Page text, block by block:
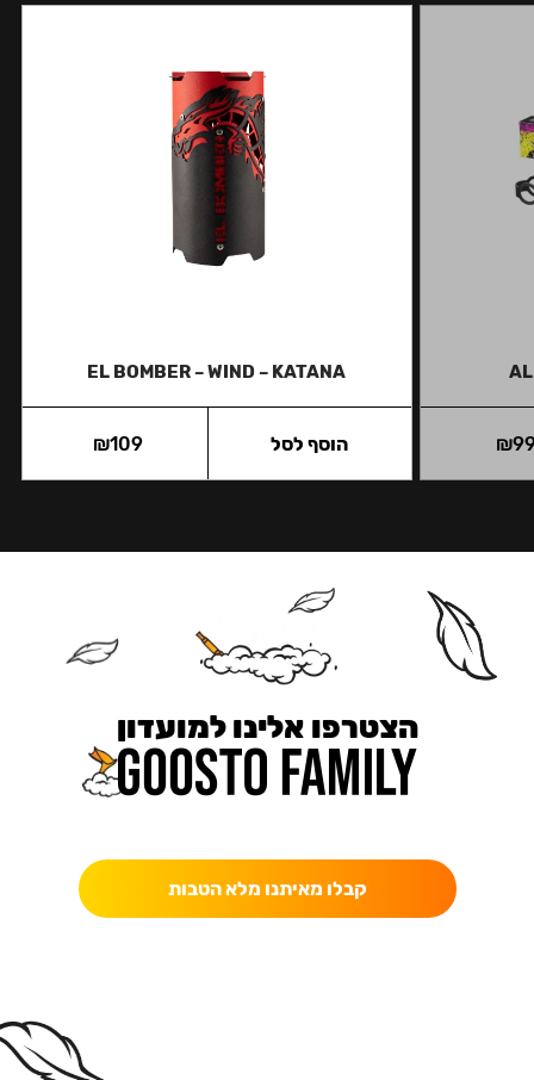
₪
EL BOMBER – WIND – KATANA
₪109 הוסף לסל
הצטרפו אלינו למועדון
קבלו מאיתנו מלא הטבות